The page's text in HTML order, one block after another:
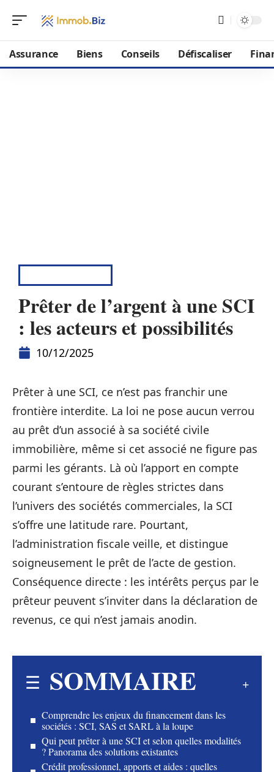
Assurance Biens Conseils Défiscaliser
Prêter de l’argent à une SCI
: les acteurs et possibilités
10/12/2025
Prêter à une SCI, ce n’est pas franchir une
frontière interdite. La loi ne pose aucun verrou
au prêt d’un associé à sa société civile
immobilière, même si cet associé ne figure pas
parmi les gérants. Là où l’apport en compte
courant s’entoure de règles strictes dans
l’univers des sociétés commerciales, la SCI
s’offre une latitude rare. Pourtant,
l’administration fiscale veille, et distingue
soigneusement le prêt de l’acte de gestion.
Conséquence directe : les intérêts perçus par le
prêteur peuvent s’inviter dans la déclaration de
revenus, ce qui n’est jamais anodin.
SOMMAIRE
Comprendre les enjeux du financement dans les
sociétés : SCI, SAS et SARL à la loupe
Qui peut prêter à une SCI et selon quelles modalités
? Panorama des solutions existantes
Crédit professionnel, apports et aides : quelles